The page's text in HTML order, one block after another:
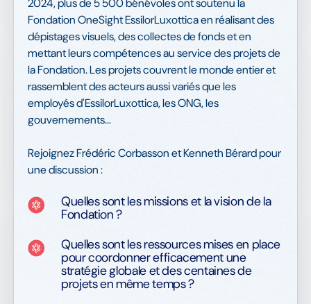
Fondation OneSight EssilorLuxottica en réalisant des
dépistages visuels, des collectes de fonds et en
mettant leurs compétences au service des projets de
la Fondation. Les projets couvrent le monde entier et
rassemblent des acteurs aussi variés que les
employés d'EssilorLuxottica, les ONG, les
gouvernements...
Rejoignez Frédéric Corbasson et Kenneth Bérard pour
une discussion :
Quelles sont les missions et la vision de la
Fondation ?
Quelles sont les ressources mises en place
pour coordonner efficacement une
stratégie globale et des centaines de
projets en même temps ?